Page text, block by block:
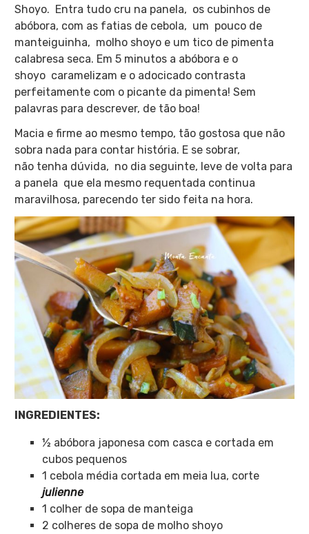
Shoyo. Entra tudo cru na panela, os cubinhos de
abóbora, com as fatias de cebola, um pouco de
manteiguinha, molho shoyo e um tico de pimenta
calabresa seca. Em 5 minutos a abóbora e o
shoyo caramelizam e o adocicado contrasta
perfeitamente com o picante da pimenta! Sem
palavras para descrever, de tão boa!
Macia e firme ao mesmo tempo, tão gostosa que não
sobra nada para contar história. E se sobrar,
não tenha dúvida, no dia seguinte, leve de volta para
a panela que ela mesmo requentada continua
maravilhosa, parecendo ter sido feita na hora.
INGREDIENTES:
½ abóbora japonesa com casca e cortada em
cubos pequenos
1 cebola média cortada em meia lua, corte
julienne
1 colher de sopa de manteiga
2 colheres de sopa de molho shoyo